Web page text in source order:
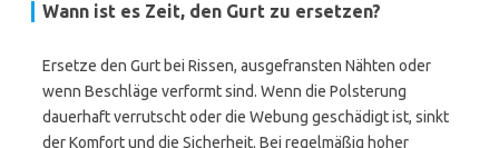
Wann ist es Zeit, den Gurt zu ersetzen?
Ersetze den Gurt bei Rissen, ausgefransten Nähten oder
wenn Beschläge verformt sind. Wenn die Polsterung
dauerhaft verrutscht oder die Webung geschädigt ist, sinkt
der Komfort und die Sicherheit. Bei regelmäßig hoher